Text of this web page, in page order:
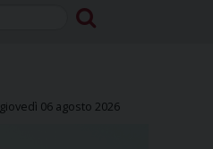
giovedì 06 agosto 2026